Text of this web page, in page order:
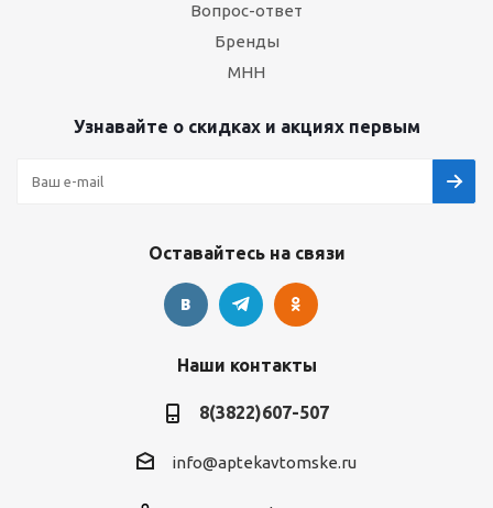
Вопрос-ответ
Бренды
МНН
Узнавайте о скидках и акциях первым
Оставайтесь на связи
Наши контакты
8(3822)607-507
info@aptekavtomske.ru